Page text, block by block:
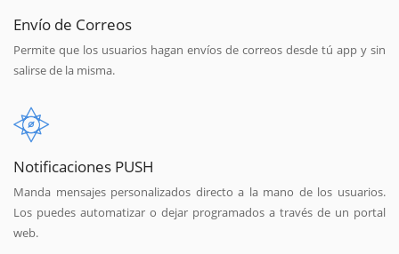
Envío de Correos
Permite que los usuarios hagan envíos de correos desde tú app y sin
salirse de la misma.
Notificaciones PUSH
Manda mensajes personalizados directo a la mano de los usuarios.
Los puedes automatizar o dejar programados a través de un portal
web.